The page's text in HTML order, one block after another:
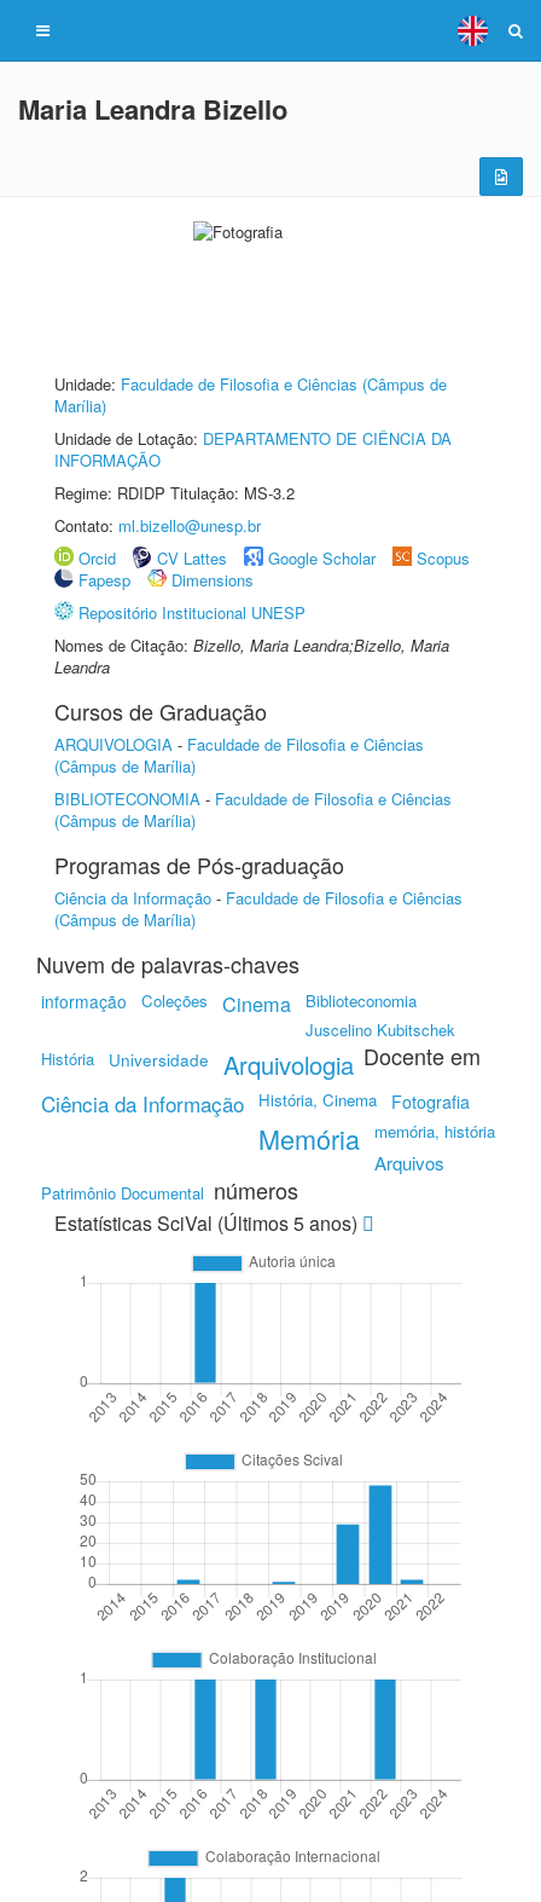
Maria Leandra Bizello
Unidade: Faculdade de Filosofia e Ciências (Câmpus de
Marília)
Unidade de Lotação: DEPARTAMENTO DE CIÊNCIA DA
INFORMAÇÃO
Regime: RDIDP Titulação: MS-3.2
Contato: ml.bizello@unesp.br
Orcid
CV Lattes Google Scholar
Scopus
Fapesp
Dimensions
Repositório Institucional UNESP
Nomes de Citação: Bizello, Maria Leandra;Bizello, Maria
Leandra
Cursos de Graduação
ARQUIVOLOGIA - Faculdade de Filosofia e Ciências
(Câmpus de Marília)
BIBLIOTECONOMIA - Faculdade de Filosofia e Ciências
(Câmpus de Marília)
Programas de Pós-graduação
Ciência da Informação - Faculdade de Filosofia e Ciências
(Câmpus de Marília)
Nuvem de palavras-chaves
informação Coleções Cinema
Biblioteconomia
Juscelino Kubitschek
História
Universidade Arquivologia
Ciência da Informação História, Cinema Fotografia
Memória memória, história
Arquivos
Patrimônio Documental
Docente em
números
Estatísticas SciVal (Últimos 5 anos)